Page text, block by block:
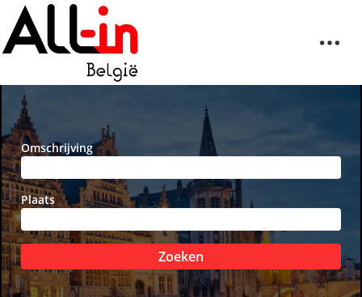
Omschrijving
Plaats
Zoeken